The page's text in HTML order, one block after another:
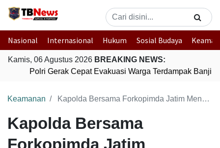
Nasional Internasional Hukum Sosial Budaya
Kamis, 06 Agustus 2026 BREAKING NEWS:
Polri Gerak Cepat Evakuasi Warga Terdampak Banjir
Keamanan Kapolda Bersama Forkopimda Jatim Mengecek Kesiapan Pos Pengamanan KTT G20 Bali Di Banyuwangi
Kapolda Bersama
Forkopimda Jatim